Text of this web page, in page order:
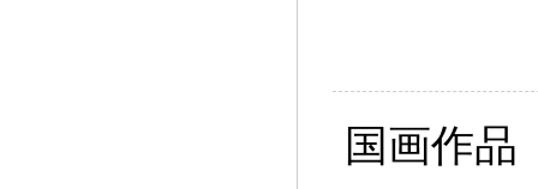
国画作品